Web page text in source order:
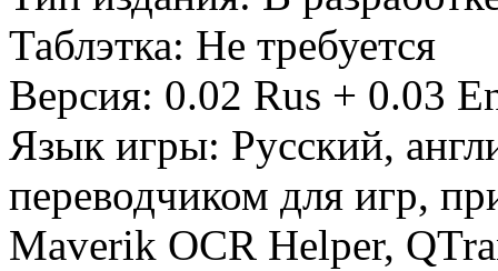
Таблэтка: Не требуется
Версия: 0.02 Rus + 0.03
Язык игры: Русский,
переводчиком для игр,
Maverik OCR Helper,